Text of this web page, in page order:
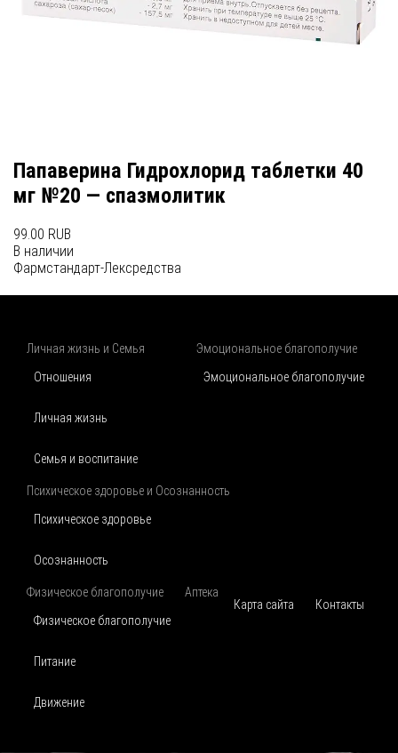
Папаверина Гидрохлорид таблетки 40
мг №20 — спазмолитик
99.00 RUB
В наличии
Фармстандарт-Лексредства
Личная жизнь и Семья
Отношения
Личная жизнь
Семья и воспитание
Эмоциональное благополучие
Эмоциональное благополучие
Психическое здоровье и Осознанность
Психическое здоровье
Осознанность
Физическое благополучие
Физическое благополучие
Питание
Движение
Аптека
Карта сайта
Контакты